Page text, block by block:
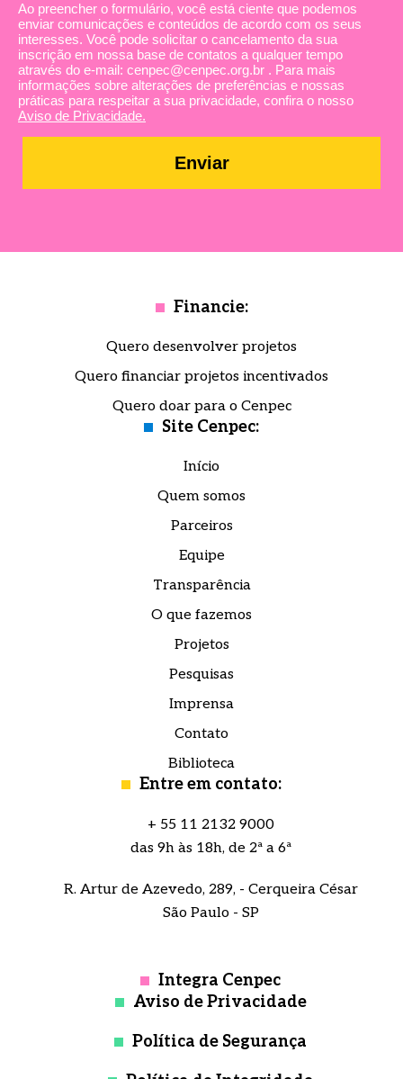
Ao preencher o formulário, você está ciente que podemos
enviar comunicações e conteúdos de acordo com os seus
interesses. Você pode solicitar o cancelamento da sua
inscrição em nossa base de contatos a qualquer tempo
através do e-mail: cenpec@cenpec.org.br . Para mais
informações sobre alterações de preferências e nossas
práticas para respeitar a sua privacidade, confira o nosso
Aviso de Privacidade.
Enviar
Financie:
Quero desenvolver projetos
Quero financiar projetos incentivados
Quero doar para o Cenpec
Site Cenpec:
Início
Quem somos
Parceiros
Equipe
Transparência
O que fazemos
Projetos
Pesquisas
Imprensa
Contato
Biblioteca
Entre em contato:
+ 55 11 2132 9000
das 9h às 18h, de 2ª a 6ª
R. Artur de Azevedo, 289, - Cerqueira César
São Paulo - SP
Integra Cenpec
Aviso de Privacidade
Política de Segurança